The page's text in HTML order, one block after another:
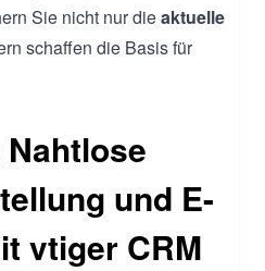
Sie nicht nur dieaktuelle
schaffen die Basis für
und E-
vtiger CRM